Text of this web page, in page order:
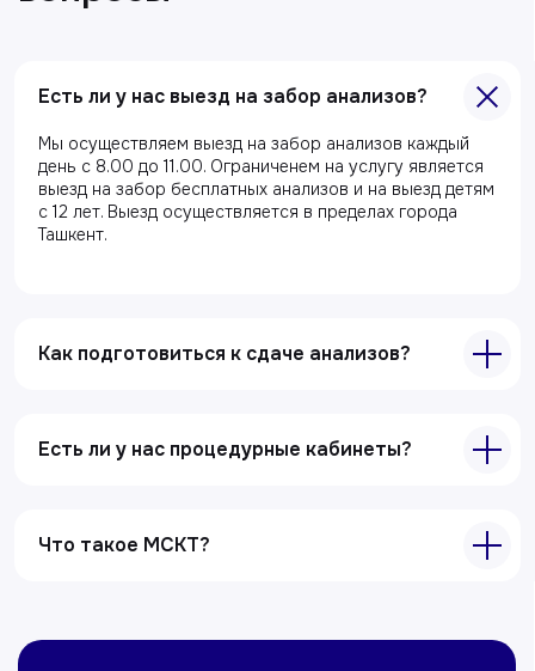
Есть ли у нас выезд на забор анализов?
Мы осуществляем выезд на забор анализов каждый
день с 8.00 до 11.00. Ограниченем на услугу является
выезд на забор бесплатных анализов и на выезд детям
с 12 лет. Выезд осуществляется в пределах города
Ташкент.
Как подготовиться к сдаче анализов?
Есть ли у нас процедурные кабинеты?
Что такое МСКТ?
Ультразвуковая диагностика
Все услуги
+998 71 207-93-94
Главная
О клиники